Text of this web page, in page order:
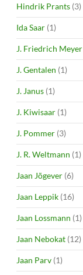
Hindrik Prants (3)
Ida Saar (1)
J. Friedrich Meyer
J. Gentalen (1)
J. Janus (1)
J. Kiwisaar (1)
J. Pommer (3)
J. R. Weltmann (1)
Jaan Jõgever (6)
Jaan Leppik (16)
Jaan Lossmann (1)
Jaan Nebokat (12)
Jaan Parv (1)